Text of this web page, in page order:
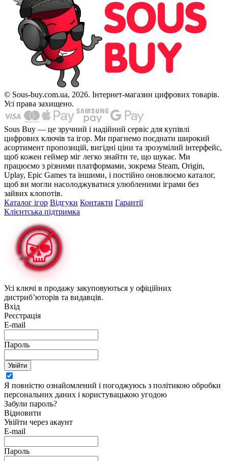
© Sous-buy.com.ua, 2026. Інтернет-магазин цифрових товарів.
Усі права захищено.
Sous Buy — це зручний і надійний сервіс для купівлі
цифрових ключів та ігор. Ми прагнемо поєднати широкий
асортимент пропозицій, вигідні ціни та зрозумілий інтерфейс,
щоб кожен геймер міг легко знайти те, що шукає. Ми
працюємо з різними платформами, зокрема Steam, Origin,
Uplay, Epic Games та іншими, і постійно оновлюємо каталог,
щоб ви могли насолоджуватися улюбленими іграми без
зайвих клопотів.
Каталог ігор Відгуки Контакти Гарантії
Клієнтська підтримка
Усі ключі в продажу закуповуються у офіційних
дистриб’юторів та видавців.
Вхід
Реєстрація
E-mail
Пароль
Увійти
Я повністю ознайомлений і погоджуюсь з політикою обробки
персональних даних і користувацькою угодою
Забули пароль?
Відновити
Увійти через акаунт
E-mail
Пароль